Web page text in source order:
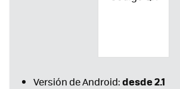
Versión de Android:desde 2.1